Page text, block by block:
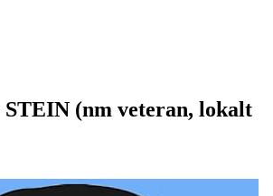
(nm veteran, lokalt